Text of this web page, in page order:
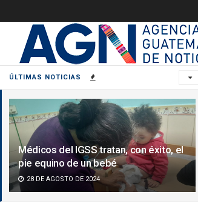
ÚLTIMAS NOTICIAS
Médicos del IGSS tratan, con éxito, el
pie equino de un bebé
28 DE AGOSTO DE 2024